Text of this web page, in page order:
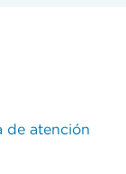
de atención